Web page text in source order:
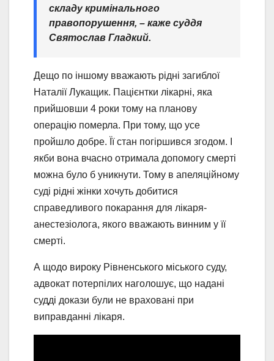
складу кримінального
правопорушення, – каже суддя
Святослав Гладкий.
Дещо по іншому вважають рідні загиблої
Наталії Лукащик. Пацієнтки лікарні, яка
прийшовши 4 роки тому на планову
операцію померла. При тому, що усе
пройшло добре. Її стан погіршився згодом. І
якби вона вчасно отримала допомогу смерті
можна було б уникнути. Тому в апеляційному
суді рідні жінки хочуть добитися
справедливого покарання для лікаря-
анестезіолога, якого вважають винним у її
смерті.
А щодо вироку Рівненського міського суду,
адвокат потерпілих наголошує, що надані
судді докази були не враховані при
виправданні лікаря.